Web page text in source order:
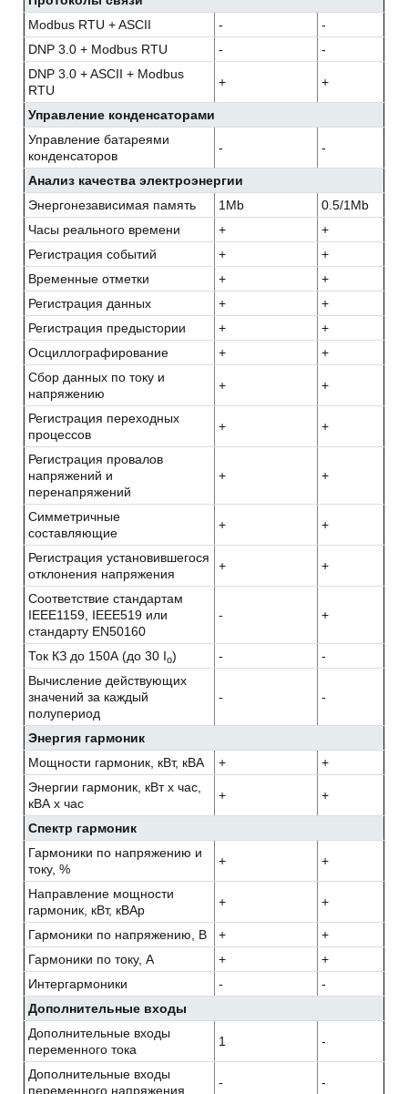
Modbus RTU + ASCII
-
-
DNP 3.0 + Modbus RTU
-
-
DNP 3.0 + ASCII + Modbus
RTU
+ +
Управление конденсаторами
Управление батареями
конденсаторов
- -
Анализ качества электроэнергии
Энергонезависимая память
1Mb
0.5/1Mb
Часы реального времени
+
+
Регистрация событий
+
+
Временные отметки
+
+
Регистрация данных
+
+
Регистрация предыстории
+
+
Осциллографирование
+
+
Сбор данных по току и
напряжению
+ +
Регистрация переходных
процессов
+ +
Регистрация провалов
напряжений и
перенапряжений
+ +
Симметричные
составляющие
+ +
Регистрация установившегося
отклонения напряжения
+ +
Соответствие стандартам
IEEE1159, IEEE519 или
стандарту EN50160
- +
Ток КЗ до 150А (до 30 Io) -
-
Вычисление действующих
значений за каждый
полупериод
- -
Энергия гармоник
Мощности гармоник, кВт, кВА
+
+
Энергии гармоник, кВт х час,
кВА х час
+ +
Спектр гармоник
Гармоники по напряжению и
току, %
+ +
Направление мощности
гармоник, кВт, кВАр
+ +
Гармоники по напряжению, В +
+
Гармоники по току, А
+
+
Интергармоники
-
-
Дополнительные входы
Дополнительные входы
переменного тока
1 -
Дополнительные входы
переменного напряжения
- -